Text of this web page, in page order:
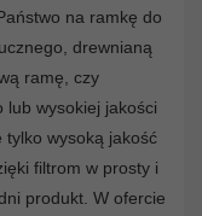
na ramkę do
drewnianą
ramę, czy
lub wysokiej jakości
tylko wysoką jakość
filtrom w prosty i
produkt. W ofercie